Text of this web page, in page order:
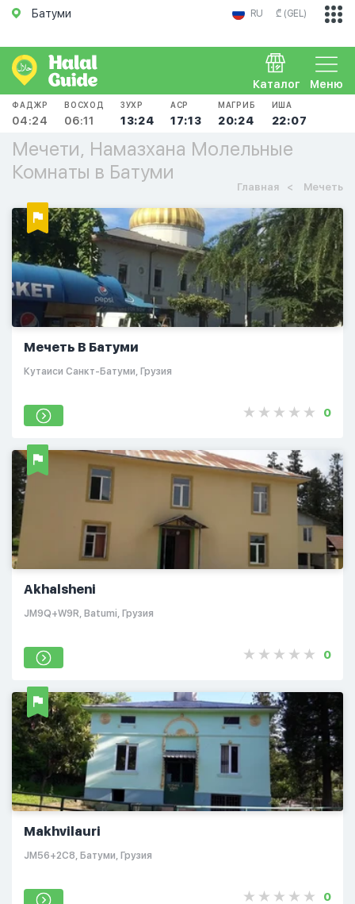
Батуми RU ₾ (GEL)
Меню
Каталог
ФАДЖР
04:24
ВОСХОД
06:11
ЗУХР
13:24
АСР
17:13
МАГРИБ
20:24
ИША
22:07
Мечети, Намазхана Молельные
Комнаты в Батуми
Главная Мечеть
Мечеть В Батуми
Кутаиси Санкт-Батуми, Грузия
0
Akhalsheni
JM9Q+W9R, Batumi, Грузия
0
Makhvilauri
JM56+2C8, Батуми, Грузия
0